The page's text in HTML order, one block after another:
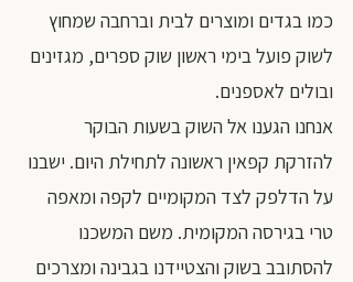
כמו בגדים ומוצרים לבית וברחבה שמחוץ
לשוק פועל בימי ראשון שוק ספרים, מגזינים
ובולים לאספנים.
אנחנו הגענו אל השוק בשעות הבוקר
להזרקת קפאין ראשונה לתחילת היום. ישבנו
על הדלפק לצד המקומיים לקפה ומאפה
טרי בגירסה המקומית. משם המשכנו
להסתובב בשוק והצטיידנו בגבינה ומצרכים